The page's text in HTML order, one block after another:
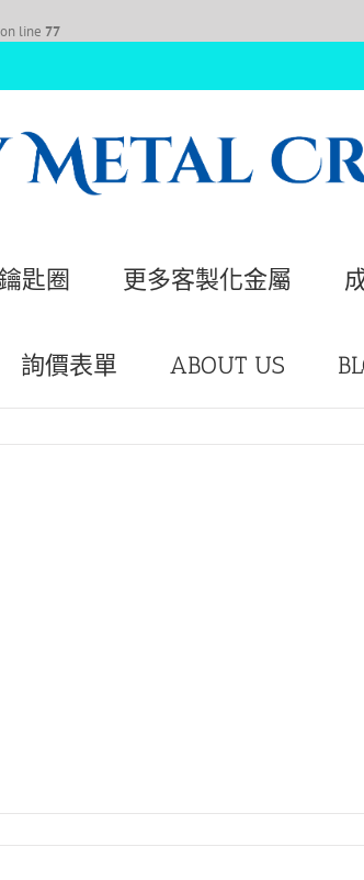
on line 77
匙圈 更多客製化金屬
詢價表單 ABOUT US